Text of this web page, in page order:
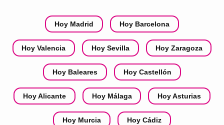
Hoy Madrid Hoy Barcelona
Hoy Valencia Hoy Sevilla Hoy Zaragoza
Hoy Baleares Hoy Castellón
Hoy Alicante Hoy Málaga Hoy Asturias
Hoy Murcia Hoy Cádiz